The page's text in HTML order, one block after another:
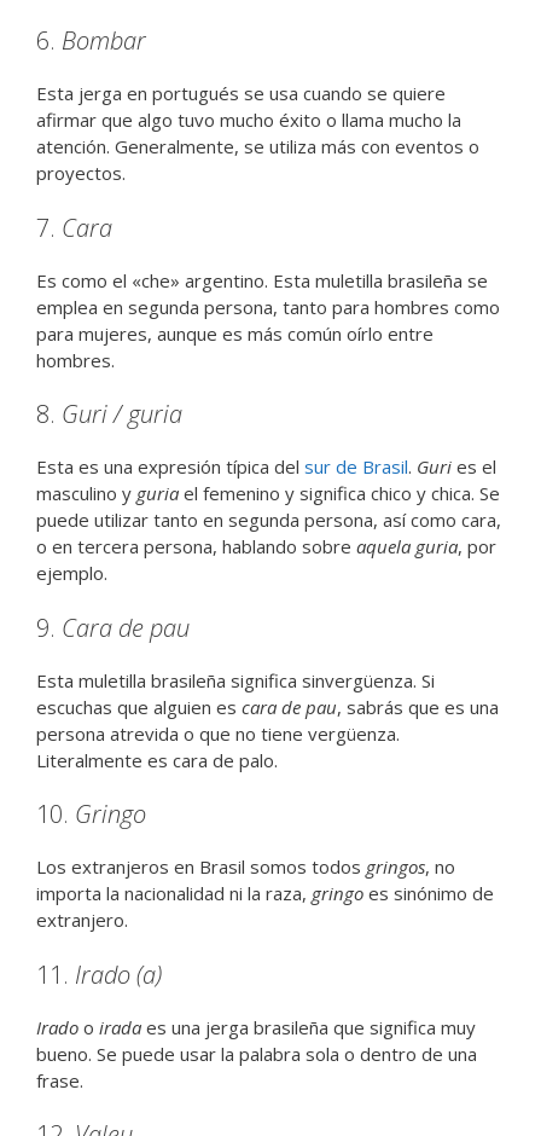
6. Bombar
Esta jerga en portugués se usa cuando se quiere
afirmar que algo tuvo mucho éxito o llama mucho la
atención. Generalmente, se utiliza más con eventos o
proyectos.
7. Cara
Es como el «che» argentino. Esta muletilla brasileña se
emplea en segunda persona, tanto para hombres como
para mujeres, aunque es más común oírlo entre
hombres.
8. Guri / guria
Esta es una expresión típica del sur de Brasil. Guri es el
masculino y guria el femenino y significa chico y chica. Se
puede utilizar tanto en segunda persona, así como cara,
o en tercera persona, hablando sobre aquela guria, por
ejemplo.
9. Cara de pau
Esta muletilla brasileña significa sinvergüenza. Si
escuchas que alguien es cara de pau, sabrás que es una
persona atrevida o que no tiene vergüenza.
Literalmente es cara de palo.
10. Gringo
Los extranjeros en Brasil somos todos gringos, no
importa la nacionalidad ni la raza, gringo es sinónimo de
extranjero.
11. Irado (a)
Irado o irada es una jerga brasileña que significa muy
bueno. Se puede usar la palabra sola o dentro de una
frase.